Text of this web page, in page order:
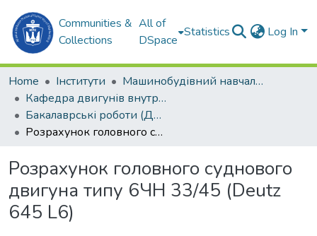
Communities &
Collections
All of
DSpace
Statistics Log In
Home Інститути
Машинобудівний навчально-науковий інститут (МННІ)
Кафедра двигунів внутрішнього згоряння, установок та технічної експлуатації (ДВЗ,УтаТЕ)
Бакалаврські роботи (ДВЗ, УтаТЕ)
Розрахунок головного суднового двигуна типу 6ЧН 33/45 (Deutz 645 L6)
Розрахунок головного суднового
двигуна типу 6ЧН 33/45 (Deutz
645 L6)